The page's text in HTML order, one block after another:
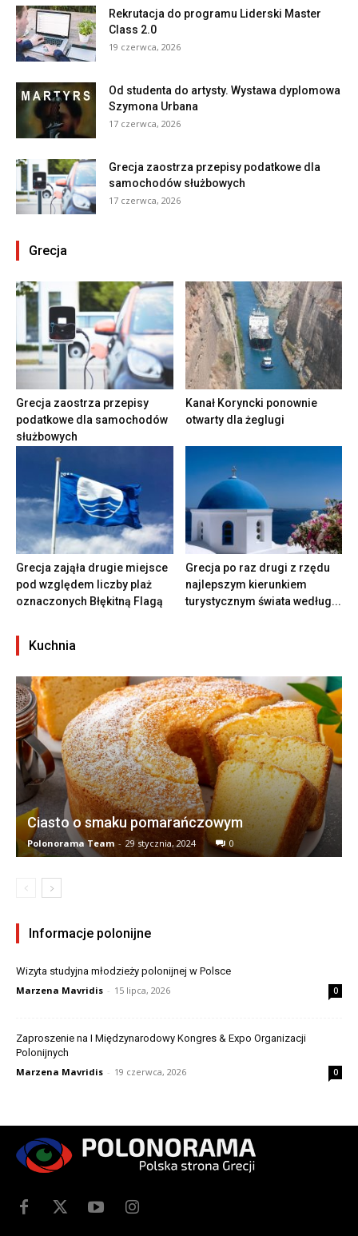
Rekrutacja do programu Liderski Master
Class 2.0
19 czerwca, 2026
Od studenta do artysty. Wystawa dyplomowa
Szymona Urbana
17 czerwca, 2026
Grecja zaostrza przepisy podatkowe dla
samochodów służbowych
17 czerwca, 2026
Grecja
Grecja zaostrza przepisy
podatkowe dla samochodów
służbowych
Kanał Koryncki ponownie
otwarty dla żeglugi
Grecja zająła drugie miejsce
pod względem liczby plaż
oznaczonych Błękitną Flagą
Grecja po raz drugi z rzędu
najlepszym kierunkiem
turystycznym świata według...
Kuchnia
Ciasto o smaku pomarańczowym
Polonorama Team - 29 stycznia, 2024 0
Informacje polonijne
Wizyta studyjna młodzieży polonijnej w Polsce
Marzena Mavridis - 15 lipca, 2026 0
Zaproszenie na I Międzynarodowy Kongres & Expo Organizacji
Polonijnych
Marzena Mavridis - 19 czerwca, 2026 0